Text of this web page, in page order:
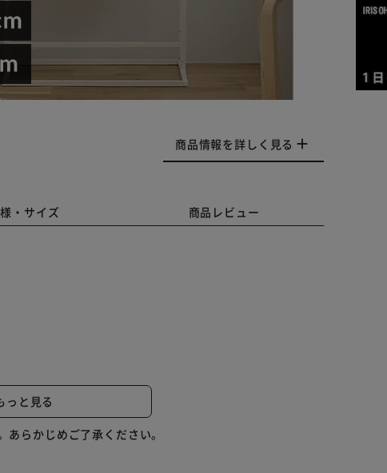
商品情報を詳しく見る
・サイズ 商品レビュー
っと見る
らかじめご了承ください。